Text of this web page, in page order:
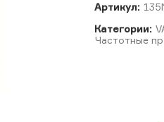
Артикул:
Категории:
Частотные